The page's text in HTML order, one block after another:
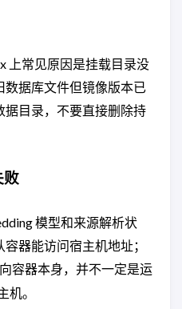
上常见原因是挂载目录没
据库文件但镜像版本已
目录，不要直接删除持
败
模型和来源解析状
器能访问宿主机地址；
容器本身，并不一定是运
机。